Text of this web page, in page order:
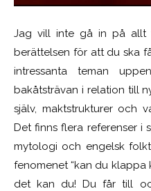
Jag vill inte gå in på allt
berättelsen för att du ska
intressanta teman
bakåtsträvan i relation till
själv, maktstrukturer och
Det finns flera referenser i
mytologi och engelsk
fenomenet “kan du klappa
det kan du! Du får till